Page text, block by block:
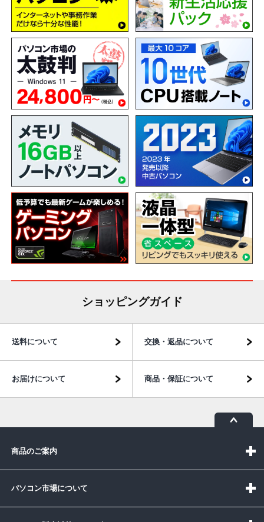
ショッピングガイド
送料について 交換・返品について
お届けについて 商品・保証について
商品のご案内
パソコン市場について